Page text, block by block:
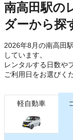
南高田駅の
ダーから探
2026年8月の南高田
しています。
レンタルする日数や
ご利用日をお選びく
軽自動車